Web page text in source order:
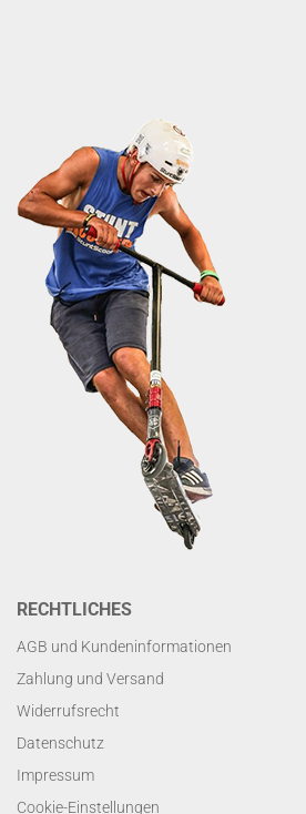
RECHTLICHES
AGB und Kundeninformationen
Zahlung und Versand
Widerrufsrecht
Datenschutz
Impressum
Cookie-Einstellungen